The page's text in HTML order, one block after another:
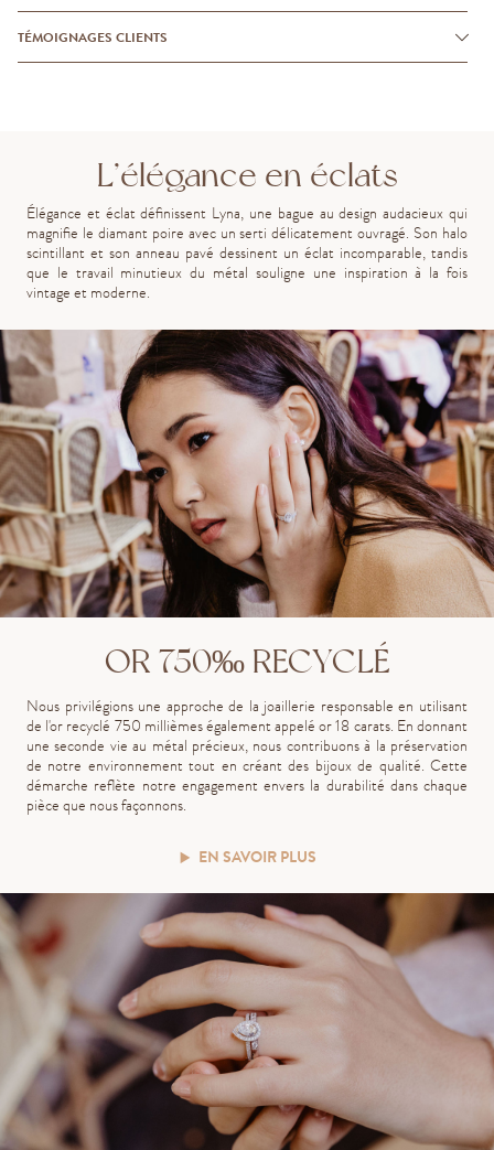
TÉMOIGNAGES CLIENTS
L’élégance en éclats
Élégance et éclat définissent Lyna, une bague au design audacieux qui
magnifie le diamant poire avec un serti délicatement ouvragé. Son halo
scintillant et son anneau pavé dessinent un éclat incomparable, tandis
que le travail minutieux du métal souligne une inspiration à la fois
vintage et moderne.
OR 750‰ RECYCLÉ
Nous privilégions une approche de la joaillerie responsable en utilisant
de l'or recyclé 750 millièmes également appelé or 18 carats. En donnant
une seconde vie au métal précieux, nous contribuons à la préservation
de notre environnement tout en créant des bijoux de qualité. Cette
démarche reflète notre engagement envers la durabilité dans chaque
pièce que nous façonnons.
EN SAVOIR PLUS